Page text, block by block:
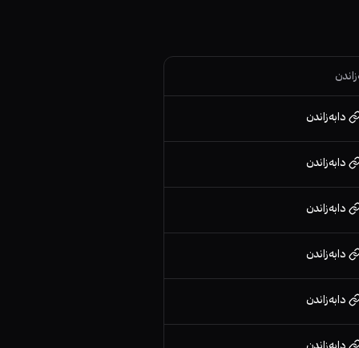
دابەزاندن
دابەزاندن
دابەزاندن
دابەزاندن
دابەزاندن